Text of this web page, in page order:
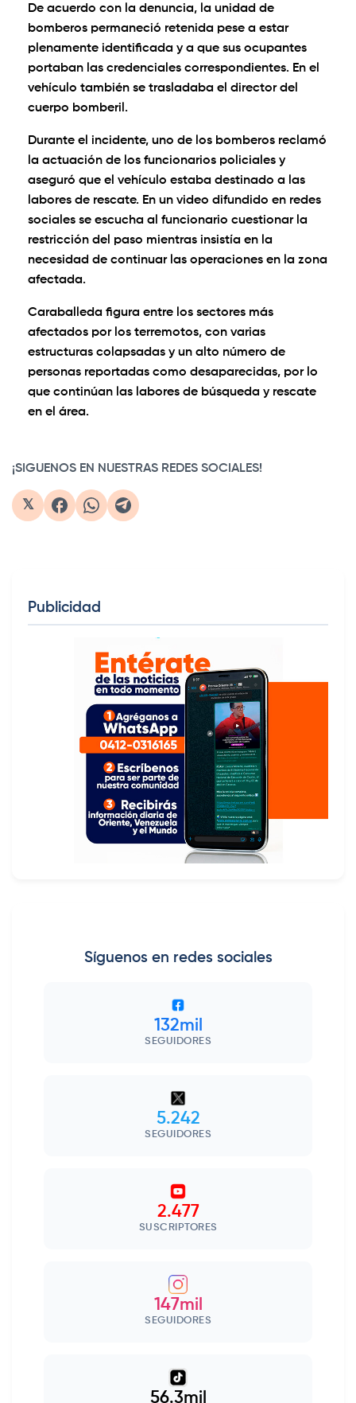
De acuerdo con la denuncia, la unidad de
bomberos permaneció retenida pese a estar
plenamente identificada y a que sus ocupantes
portaban las credenciales correspondientes. En el
vehículo también se trasladaba el director del
cuerpo bomberil.
Durante el incidente, uno de los bomberos reclamó
la actuación de los funcionarios policiales y
aseguró que el vehículo estaba destinado a las
labores de rescate. En un video difundido en redes
sociales se escucha al funcionario cuestionar la
restricción del paso mientras insistía en la
necesidad de continuar las operaciones en la zona
afectada.
Caraballeda figura entre los sectores más
afectados por los terremotos, con varias
estructuras colapsadas y un alto número de
personas reportadas como desaparecidas, por lo
que continúan las labores de búsqueda y rescate
en el área.
¡SIGUENOS EN NUESTRAS REDES SOCIALES!
𝕏
Publicidad
Síguenos en redes sociales
132mil
SEGUIDORES
5.242
SEGUIDORES
2.477
SUSCRIPTORES
147mil
SEGUIDORES
56.3mil